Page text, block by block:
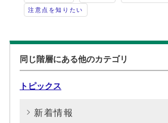
注意点を知りたい
同じ階層にある他のカテゴリ
トピックス
新着情報